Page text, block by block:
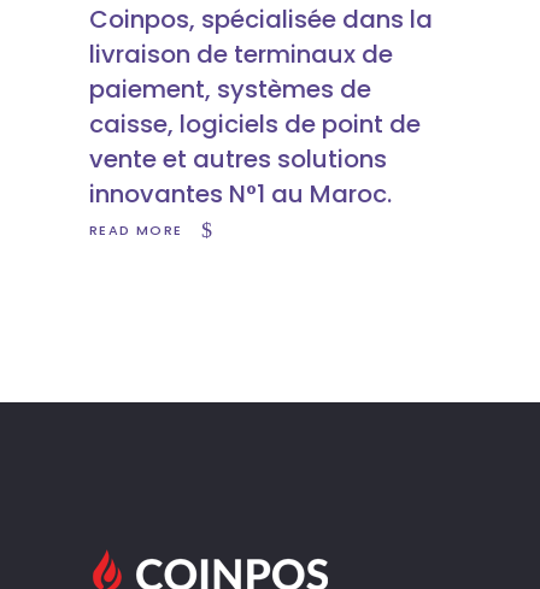
Coinpos, spécialisée dans la
livraison de terminaux de
paiement, systèmes de
caisse, logiciels de point de
vente et autres solutions
innovantes N°1 au Maroc.
READ MORE